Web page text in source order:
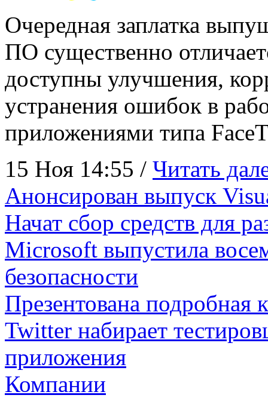
Очередная заплатка
ПО существенно
доступны улучшения,
устранения ошибок в
приложениями типа
15 Ноя 14:55 / Читать
Анонсирован выпуск
Начат сбор средств для
Microsoft выпустила
безопасности
Презентована подробная
Twitter набирает
приложения
Компании